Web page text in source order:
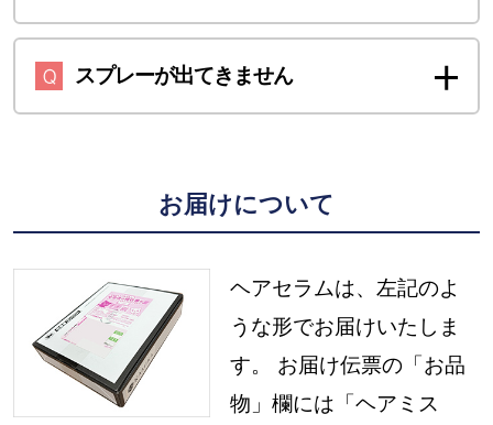
スプレーが出てきません
お届けについて
ヘアセラムは、左記のよ
うな形でお届けいたしま
す。 お届け伝票の「お品
物」欄には「ヘアミス